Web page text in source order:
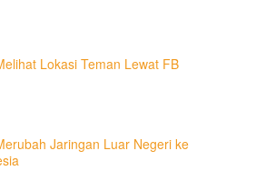
Lokasi Teman Lewat FB
Jaringan Luar Negeri ke